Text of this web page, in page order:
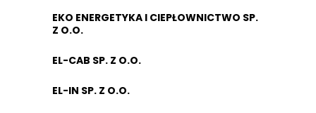
EKO ENERGETYKA I CIEPŁOWNICTWO SP.
Z O.O.
EL-CAB SP. Z O.O.
EL-IN SP. Z O.O.